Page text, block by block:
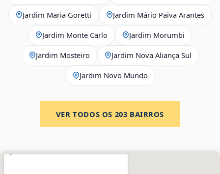
Jardim Maria Goretti Jardim Mário Paiva Arantes
Jardim Monte Carlo Jardim Morumbi
Jardim Mosteiro Jardim Nova Aliança Sul
Jardim Novo Mundo
VER TODOS OS 203 BAIRROS